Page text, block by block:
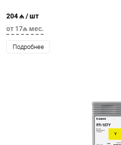
204 ₼ / шт
от 17₼ мес.
Подробнее